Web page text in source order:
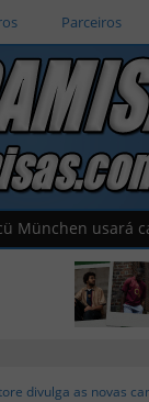
Parceiros
usará camisas
divulga as novas